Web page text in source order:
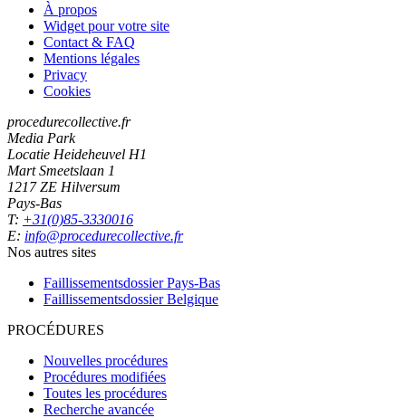
À propos
Widget pour votre site
Contact & FAQ
Mentions légales
Privacy
Cookies
procedurecollective.fr
Media Park
Locatie Heideheuvel H1
Mart Smeetslaan 1
1217 ZE Hilversum
Pays-Bas
T: +31(0)85-3330016
E: info@procedurecollective.fr
Nos autres sites
Faillissementsdossier Pays-Bas
Faillissementsdossier Belgique
PROCÉDURES
Nouvelles procédures
Procédures modifiées
Toutes les procédures
Recherche avancée